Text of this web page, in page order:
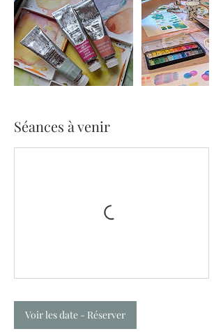
Séances à venir
Voir les date - Réserver